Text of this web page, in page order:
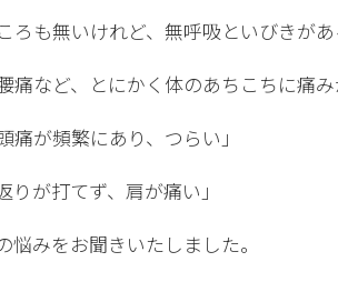
ろも無いけれど、無呼吸といびきがあ
痛など、とにかく体のあちこちに痛み
痛が頻繁にあり、つらい」
りが打てず、肩が痛い」
悩みをお聞きいたしました。